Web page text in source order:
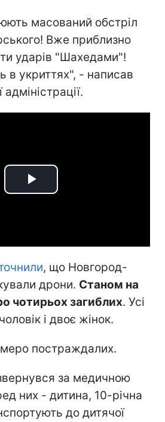
масований обстріл
Вже приблизно
ударів "Шахедами"!
в укриттях", - написав
Play
, що Новгород-
дрони. Станом на
чотирьох загиблих. Усі
і двоє жінок.
постраждалих.
за медичною
них - дитина, 10-річна
до дитячої